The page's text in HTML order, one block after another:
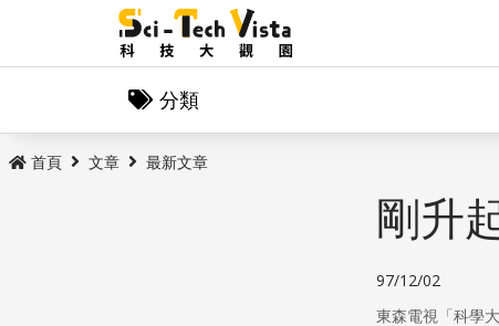
分類
首頁 文章 最新文章
剛升
97/12/02
東森電視「科學